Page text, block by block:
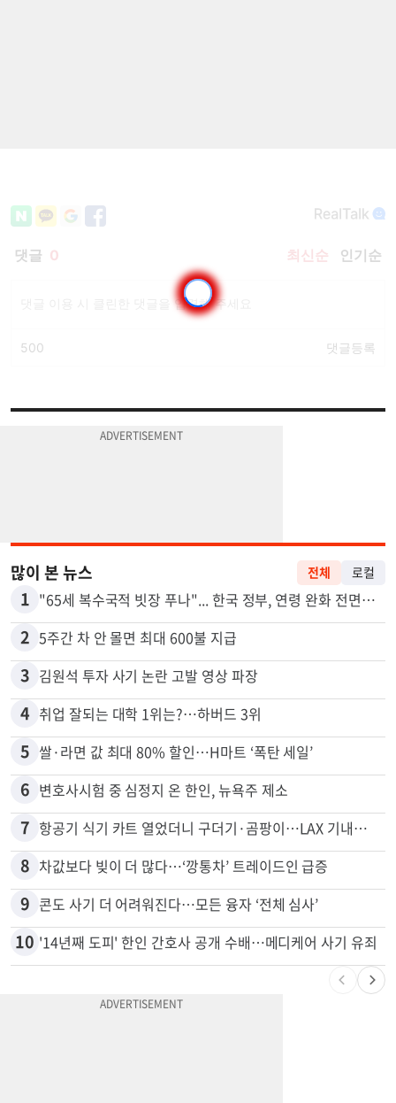
많이 본 뉴스
1
2 5주간 차 안 몰면 최대 600불 지급
3 김원석 투자 사기 논란 고발 영상 파장
4 취업 잘되는 대학 1위는?…하버드 3위
5 쌀·라면 값 최대 80% 할인…H마트 ‘폭탄 세일’
6 변호사시험 중 심정지 온 한인, 뉴욕주 제소
7
8 차값보다 빚이 더 많다…‘깡통차’ 트레이드인 급증
9 콘도 사기 더 어려워진다…모든 융자 ‘전체 심사’
'14년째 도피' 한인 간호사 공개 수배…메디케어 사기 유죄